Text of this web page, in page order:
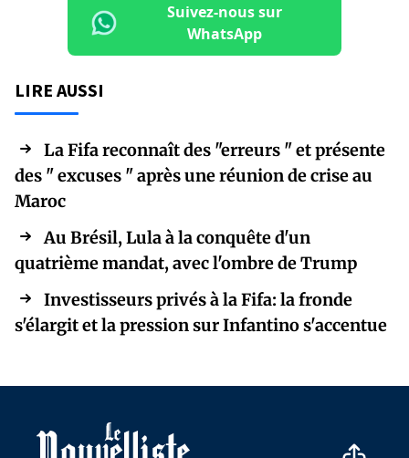
Suivez-nous sur
WhatsApp
LIRE AUSSI
La Fifa reconnaît des "erreurs " et présente
des " excuses " après une réunion de crise au
Maroc
Au Brésil, Lula à la conquête d'un
quatrième mandat, avec l'ombre de Trump
Investisseurs privés à la Fifa: la fronde
s'élargit et la pression sur Infantino s'accentue